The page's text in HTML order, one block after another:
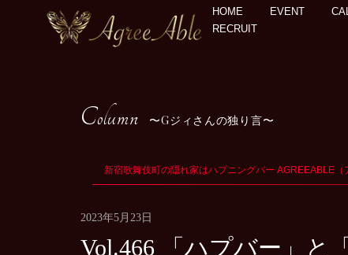
HOME EVENT
RECRUIT
Column Gジィさんの独り言
新宿歌舞伎町の隠れ家はハプニングバー AGREEABLE（
2023年5月23日
Vol.466 「ハプバー」と